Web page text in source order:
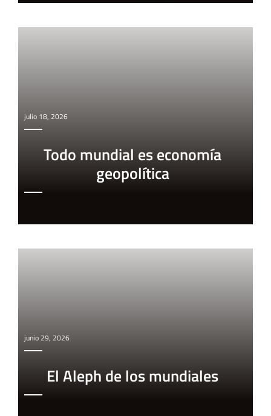
julio 18, 2026
Todo mundial es economía
geopolítica
junio 29, 2026
El Aleph de los mundiales